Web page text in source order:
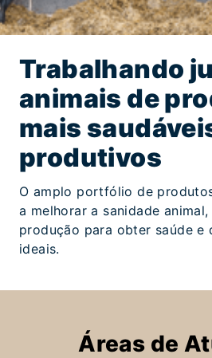
Trabalhando
animais de
mais
produtivos
O amplo portfólio de
a melhorar a sanidade
produção para obter saúde e
ideais.
Áreas de